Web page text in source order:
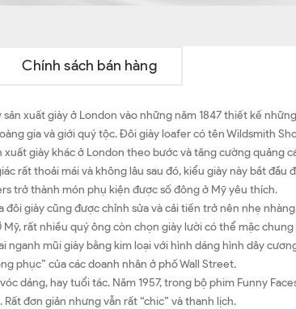
Chính sách bán hàng
xuất giày ở London vào những năm 1847 thiết kế
gia và giới quý tộc. Đôi giày loafer có tên Wildsmith
giày khác ở London theo bước và tăng cường quảng
rất thoải mái và không lâu sau đó, kiểu giày này bắt đầu
trở thành món phụ kiện được số đông ở Mỹ yêu thích.
giày cũng được chỉnh sửa và cải tiến trở nên nhẹ
rất nhiều quý ông còn chọn giày lười có thể mặc chung
mũi giày bằng kim loại với hình dáng hình dây
phục” của các doanh nhân ở phố Wall Street.
dáng, hay tuổi tác. Năm 1957, trong bộ phim Funny
đơn giản nhưng vẫn rất “chic” và thanh lịch.